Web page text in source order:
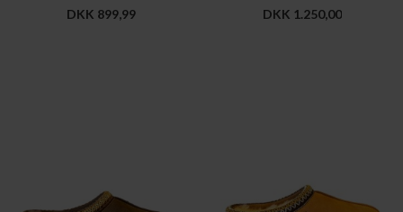
DKK 899,99 DKK 1.250,00